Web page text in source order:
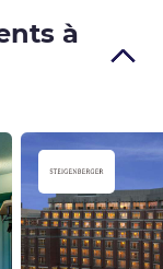
à